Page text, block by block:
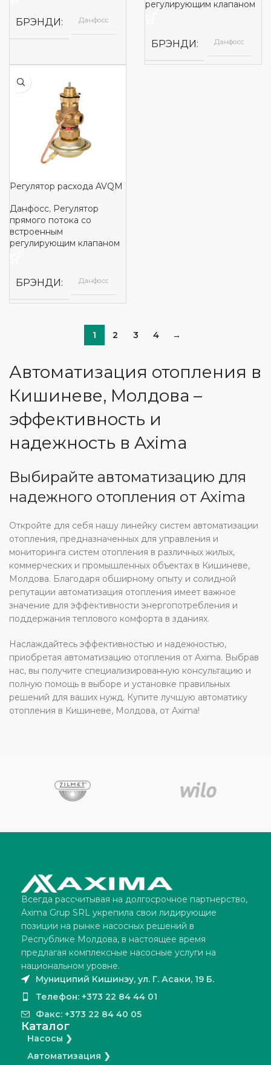
БРЭНДИ Данфосс
регулирующим клапаном
БРЭНДИ Данфосс
Регулятор расхода AVQM
Данфосс, Регулятор
прямого потока со
встроенным
регулирующим клапаном
БРЭНДИ Данфосс
1 2 3 4 →
Автоматизация отопления в
Кишиневе, Молдова –
эффективность и
надежность в Axima
Выбирайте автоматизацию для
надежного отопления от Axima
Откройте для себя нашу линейку систем автоматизации
отопления, предназначенных для управления и
мониторинга систем отопления в различных жилых,
коммерческих и промышленных объектах в Кишиневе,
Молдова. Благодаря обширному опыту и солидной
репутации автоматизация отопления имеет важное
значение для эффективности энергопотребления и
поддержания теплового комфорта в зданиях.
Наслаждайтесь эффективностью и надежностью,
приобретая автоматизацию отопления от Axima. Выбрав
нас, вы получите специализированную консультацию и
полную помощь в выборе и установке правильных
решений для ваших нужд. Купите лучшую автоматику
отопления в Кишиневе, Молдова, от Axima!
Всегда рассчитывая на долгосрочное партнерство,
Axima Grup SRL укрепила свои лидирующие
позиции на рынке насосных решений в
Республике Молдова, в настоящее время
предлагая комплексные насосные услуги на
национальном уровне.
Муниципий Кишинэу, ул. Г. Асаки, 19 Б.
Телефон: +373 22 84 44 01
Факс: +373 22 84 40 05
Каталог
Насосы ❯
Автоматизация ❯